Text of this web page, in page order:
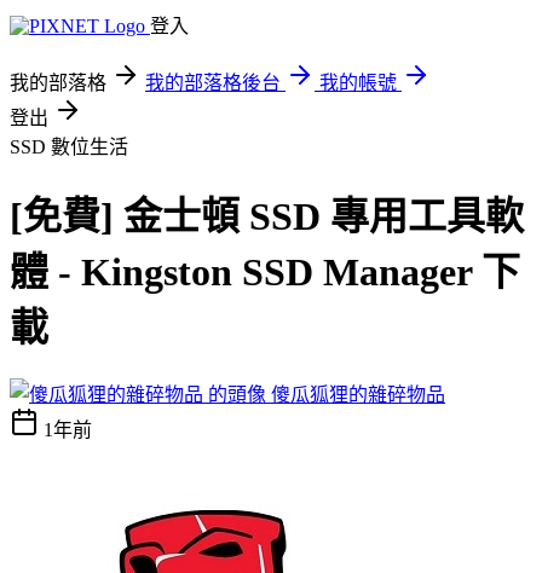
登入
我的部落格 我的部落格後台
我的帳號
登出
SSD 數位生活
[免費] 金士頓 SSD 專用工具軟
體 - Kingston SSD Manager 下
載
傻瓜狐狸的雜碎物品
1年前